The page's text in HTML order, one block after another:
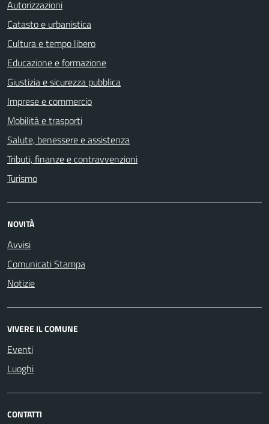
Autorizzazioni
Catasto e urbanistica
Cultura e tempo libero
Educazione e formazione
Giustizia e sicurezza pubblica
Imprese e commercio
Mobilità e trasporti
Salute, benessere e assistenza
Tributi, finanze e contravvenzioni
Turismo
NOVITÀ
Avvisi
Comunicati Stampa
Notizie
VIVERE IL COMUNE
Eventi
Luoghi
CONTATTI